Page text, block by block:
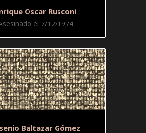
Oscar Rusconi
el 7/12/1974
Baltazar Gómez